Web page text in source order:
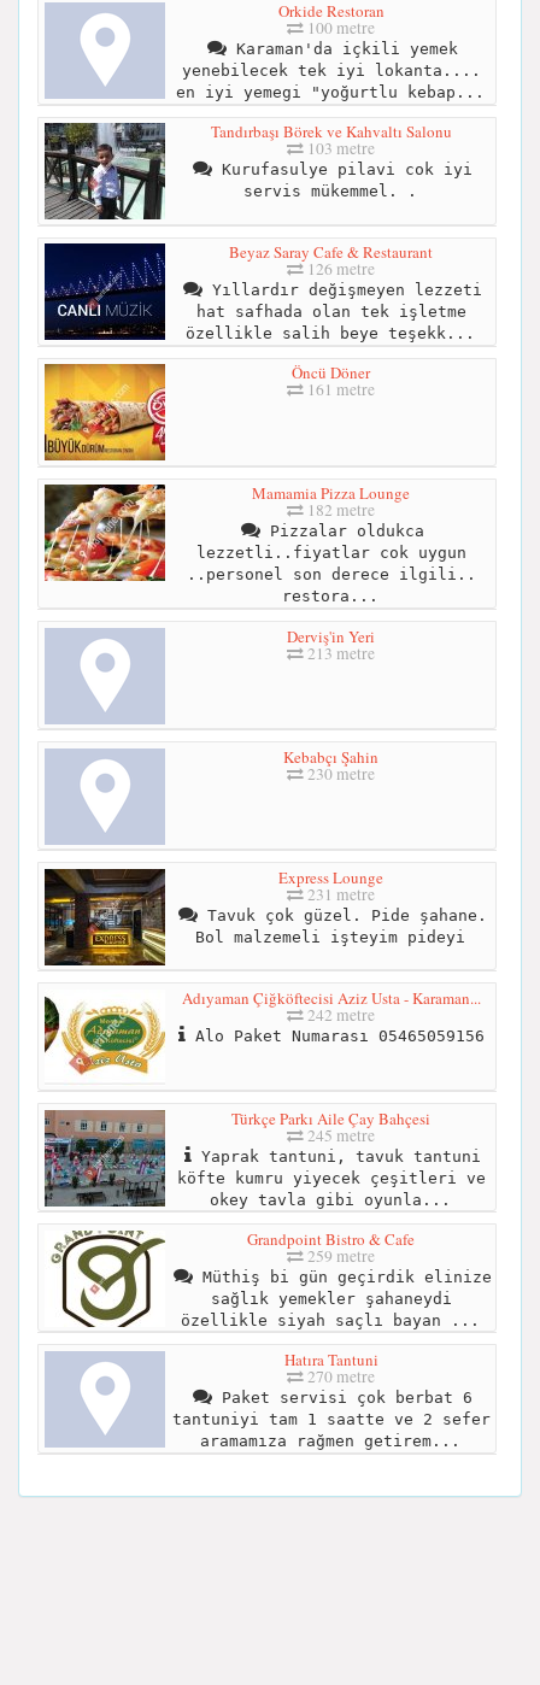
Orkide Restoran
100 metre
Karaman'da içkili yemek
yenebilecek tek iyi lokanta....
en iyi yemegi "yoğurtlu kebap...
Tandırbaşı Börek ve Kahvaltı Salonu
103 metre
Kurufasulye pilavi cok iyi
servis mükemmel. .
Beyaz Saray Cafe & Restaurant
126 metre
Yıllardır değişmeyen lezzeti
hat safhada olan tek işletme
özellikle salih beye teşekk...
Öncü Döner
161 metre
Mamamia Pizza Lounge
182 metre
Pizzalar oldukca
lezzetli..fiyatlar cok uygun
..personel son derece ilgili..
restora...
Derviş'in Yeri
213 metre
Kebabçı Şahin
230 metre
Express Lounge
231 metre
Tavuk çok güzel. Pide şahane.
Bol malzemeli işteyim pideyi
Adıyaman Çiğköftecisi Aziz Usta - Karaman...
242 metre
Alo Paket Numarası 05465059156
Türkçe Parkı Aile Çay Bahçesi
245 metre
Yaprak tantuni, tavuk tantuni
köfte kumru yiyecek çeşitleri ve
okey tavla gibi oyunla...
Grandpoint Bistro & Cafe
259 metre
Müthiş bi gün geçirdik elinize
sağlık yemekler şahaneydi
özellikle siyah saçlı bayan ...
Hatıra Tantuni
270 metre
Paket servisi çok berbat 6
tantuniyi tam 1 saatte ve 2 sefer
aramamıza rağmen getirem...